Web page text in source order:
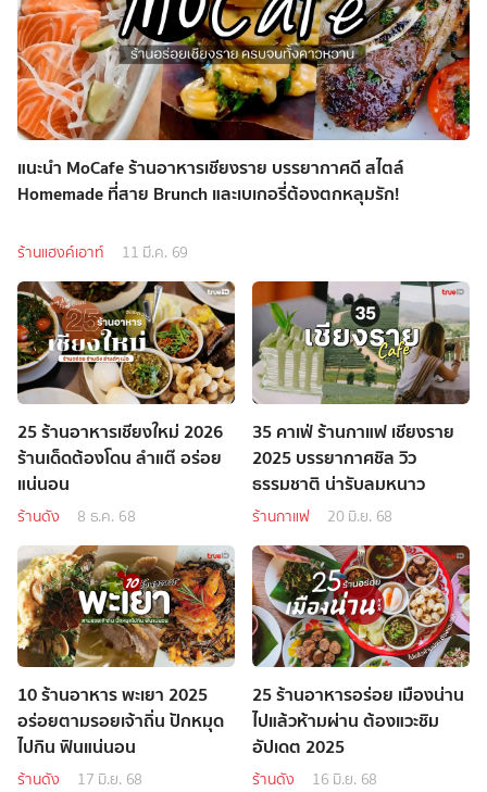
แนะนำ MoCafe ร้านอาหารเชียงราย บรรยากาศดี สไตล์
Homemade ที่สาย Brunch และเบเกอรี่ต้องตกหลุมรัก!
ร้านแฮงค์เอาท์ 11 มี.ค. 69
25 ร้านอาหารเชียงใหม่ 2026
ร้านเด็ดต้องโดน ลำแต๊ อร่อย
แน่นอน
ร้านดัง 8 ธ.ค. 68
35 คาเฟ่ ร้านกาแฟ เชียงราย
2025 บรรยากาศชิล วิว
ธรรมชาติ น่ารับลมหนาว
ร้านกาแฟ 20 มิ.ย. 68
10 ร้านอาหาร พะเยา 2025
อร่อยตามรอยเจ้าถิ่น ปักหมุด
ไปกิน ฟินแน่นอน
ร้านดัง 17 มิ.ย. 68
25 ร้านอาหารอร่อย เมืองน่าน
ไปแล้วห้ามผ่าน ต้องแวะชิม
อัปเดต 2025
ร้านดัง 16 มิ.ย. 68